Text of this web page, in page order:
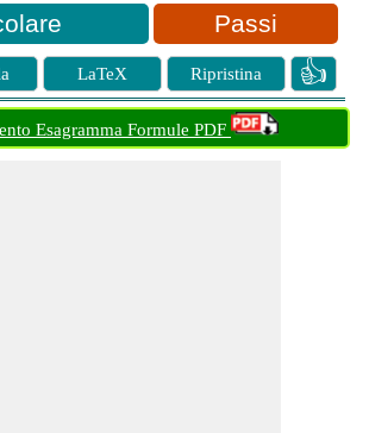
Passi
LaTeX Ripristina 👍
Esagramma Formule PDF